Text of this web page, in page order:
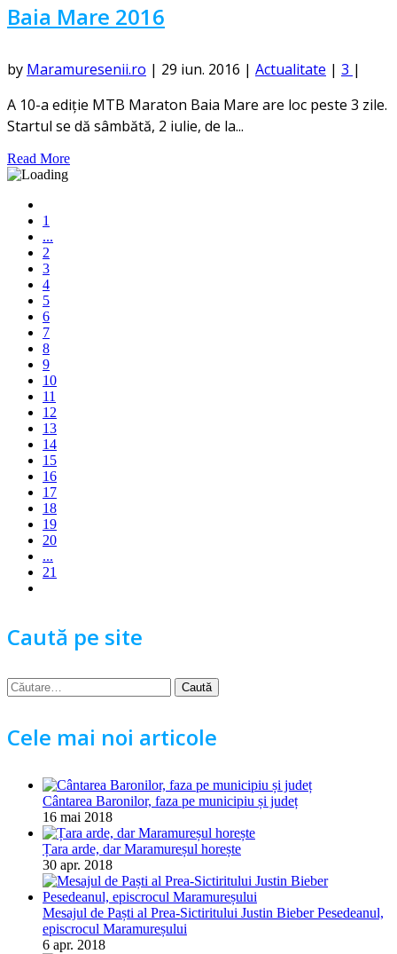
Baia Mare 2016
by Maramuresenii.ro | 29 iun. 2016 | Actualitate | 3 |
A 10-a ediție MTB Maraton Baia Mare are loc peste 3 zile.
Startul se dă sâmbătă, 2 iulie, de la...
Read More
1
...
2
3
4
5
6
7
8
9
10
11
12
13
14
15
16
17
18
19
20
...
21
Caută pe site
Caută
după:
Cele mai noi articole
Cântarea Baronilor, faza pe municipiu și județ
16 mai 2018
Țara arde, dar Maramureșul horește
30 apr. 2018
Mesajul de Paști al Prea-Sictiritului Justin Bieber Pesedeanul,
episcrocul Maramureșului
6 apr. 2018